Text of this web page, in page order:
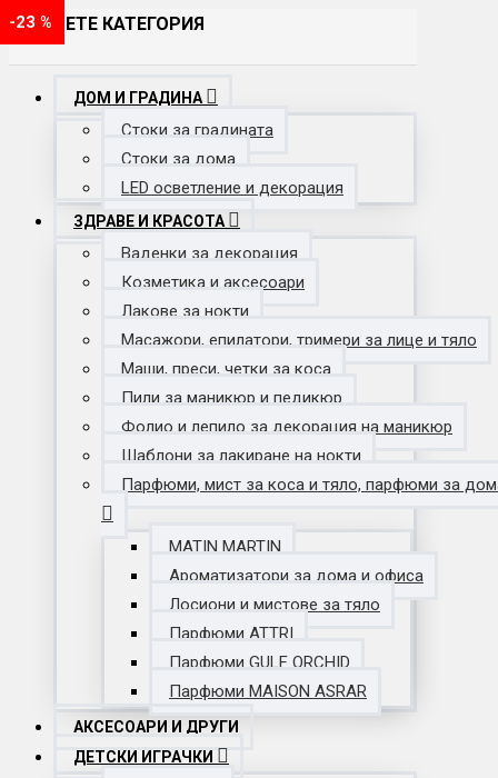
ИЗБЕРЕТЕ КАТЕГОРИЯ
ДОМ И ГРАДИНА
Стоки за градината
Стоки за дома
LED осветление и декорация
ЗДРАВЕ И КРАСОТА
Ваденки за декорация
Козметика и аксесоари
Лакове за нокти
Масажори, епилатори, тримери за лице и тяло
Маши, преси, четки за коса
Пили за маникюр и педикюр
Фолио и лепило за декорация на маникюр
Шаблони за лакиране на нокти
Парфюми, мист за коса и тяло, парфюми за
MATIN MARTIN
Ароматизатори за дома и офиса
Лосиони и мистове за тяло
Парфюми ATTRI
Парфюми GULF ORCHID
Парфюми MAISON ASRAR
АКСЕСОАРИ И ДРУГИ
ДЕТСКИ ИГРАЧКИ
-21 %
-41 %
-23 %